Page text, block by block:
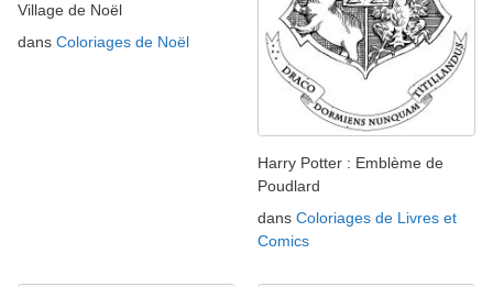
Village de Noël
dans Coloriages de Noël
Harry Potter : Emblème de
Poudlard
dans Coloriages de Livres et
Comics